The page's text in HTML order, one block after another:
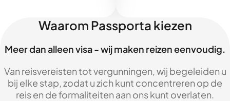
Waarom Passporta kiezen
Meer dan alleen visa - wij maken reizen eenvoudig.
Van reisvereisten tot vergunningen, wij begeleiden u
bij elke stap, zodat u zich kunt concentreren op de
reis en de formaliteiten aan ons kunt overlaten.